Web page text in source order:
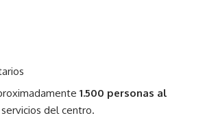
1.500 personas al
del centro.